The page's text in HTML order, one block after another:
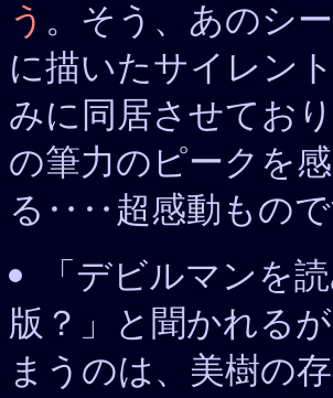
う 。そう、あのシ
に描いたサイレン
みに同居させてお
の筆力のピークを
る‥‥超感動もので
「デビルマンを
版？」と聞かれる
まうのは、美樹の